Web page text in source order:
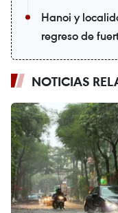
Hanoi y
regreso de
NOTICIAS